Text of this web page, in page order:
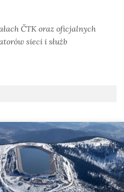
ČTK oraz oficjalnych
sieci i służb